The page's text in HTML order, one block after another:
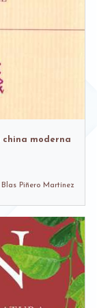
china moderna
Blas Piñero Martínez